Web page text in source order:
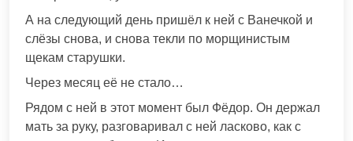
А на следующий день пришёл к ней с Ванечкой и
слёзы снова, и снова текли по морщинистым
щекам старушки.
Через месяц её не стало…
Рядом с ней в этот момент был Фёдор. Он держал
мать за руку, разговаривал с ней ласково, как с